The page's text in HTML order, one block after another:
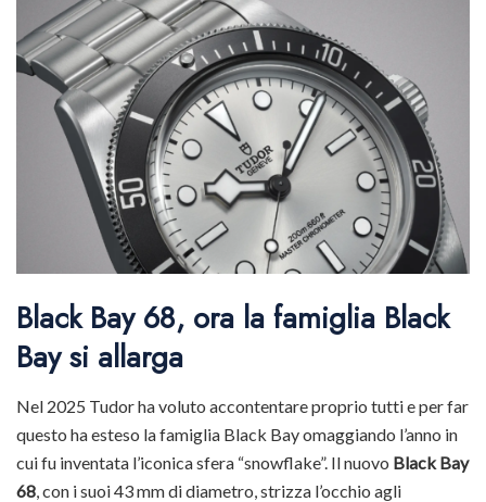
Black Bay 68, ora la famiglia Black
Bay si allarga
Nel 2025 Tudor ha voluto accontentare proprio tutti e per far
questo ha esteso la famiglia Black Bay omaggiando l’anno in
cui fu inventata l’iconica sfera “snowflake”. Il nuovo Black Bay
68 , con i suoi 43 mm di diametro, strizza l’occhio agli